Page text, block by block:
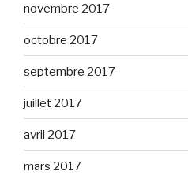
novembre 2017
octobre 2017
septembre 2017
juillet 2017
avril 2017
mars 2017